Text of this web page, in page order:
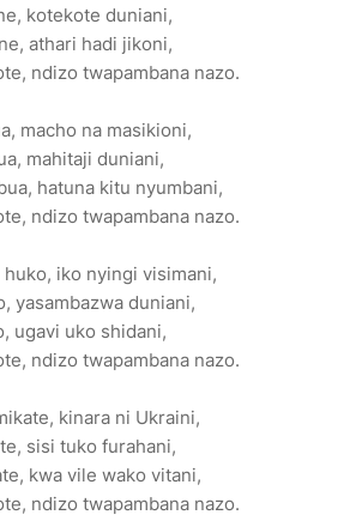
kotekote duniani,
athari hadi jikoni,
ndizo twapambana nazo.
macho na masikioni,
mahitaji duniani,
hatuna kitu nyumbani,
ndizo twapambana nazo.
iko nyingi visimani,
yasambazwa duniani,
ugavi uko shidani,
ndizo twapambana nazo.
kinara ni Ukraini,
sisi tuko furahani,
kwa vile wako vitani,
ndizo twapambana nazo.